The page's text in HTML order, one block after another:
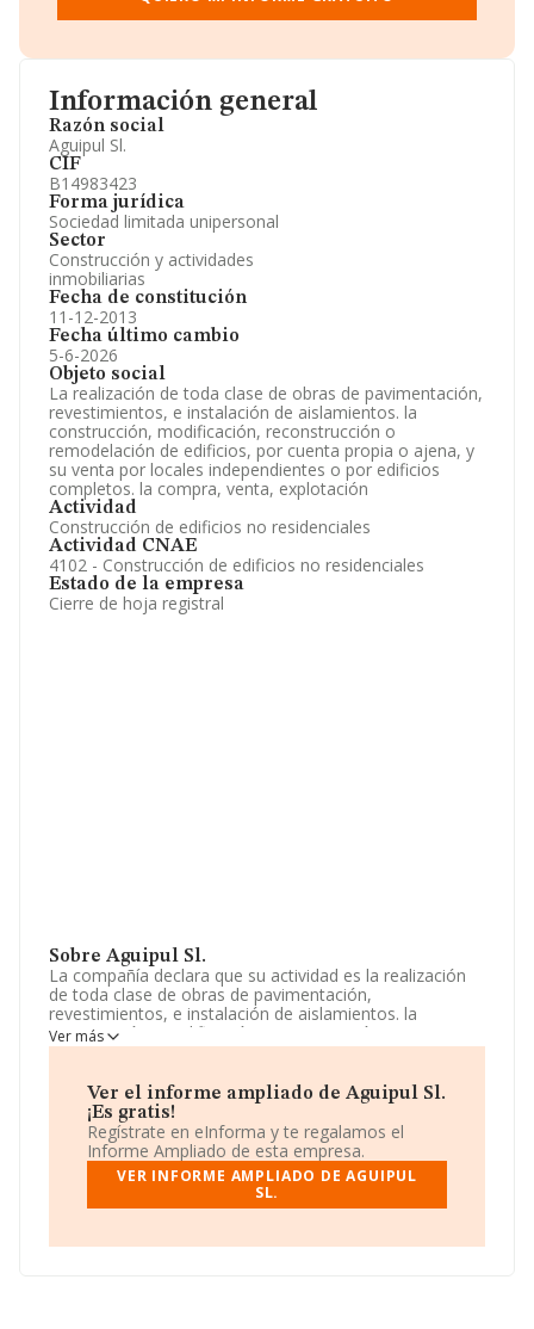
Información general
Razón social
Aguipul Sl.
CIF
B14983423
Forma jurídica
Sociedad limitada unipersonal
Sector
Construcción y actividades
inmobiliarias
Fecha de constitución
11-12-2013
Fecha último cambio
5-6-2026
Objeto social
La realización de toda clase de obras de pavimentación,
revestimientos, e instalación de aislamientos. la
construcción, modificación, reconstrucción o
remodelación de edificios, por cuenta propia o ajena, y
su venta por locales independientes o por edificios
completos. la compra, venta, explotación
Actividad
Construcción de edificios no residenciales
Actividad CNAE
4102 - Construcción de edificios no residenciales
Estado de la empresa
Cierre de hoja registral
Sobre Aguipul Sl.
La compañía declara que su actividad es la realización
de toda clase de obras de pavimentación,
revestimientos, e instalación de aislamientos. la
construcción, modificación, reconstrucción o
remodelación de edificios, por cuenta propia o ajena, y
completos. la compra, venta, explotación. La sociedad
está inscrita en el Registro Mercantil como Sociedad
Limitada. Clasifica su actividad CNAE como '%cnae%',
código 4102. La sociedad no tiene actividad en
mercados exteriores.
Teniendo en cuenta la información disponible en
por debajo de la media de sector.
Ver más
Ver el informe ampliado de Aguipul Sl.
¡Es gratis!
Regístrate en eInforma y te regalamos el
Informe Ampliado de esta empresa.
VER INFORME AMPLIADO DE AGUIPUL
SL.
Accionistas.
Participaciones y Vinculaciones en otras empresas.
Información oficial y registral complementaria.